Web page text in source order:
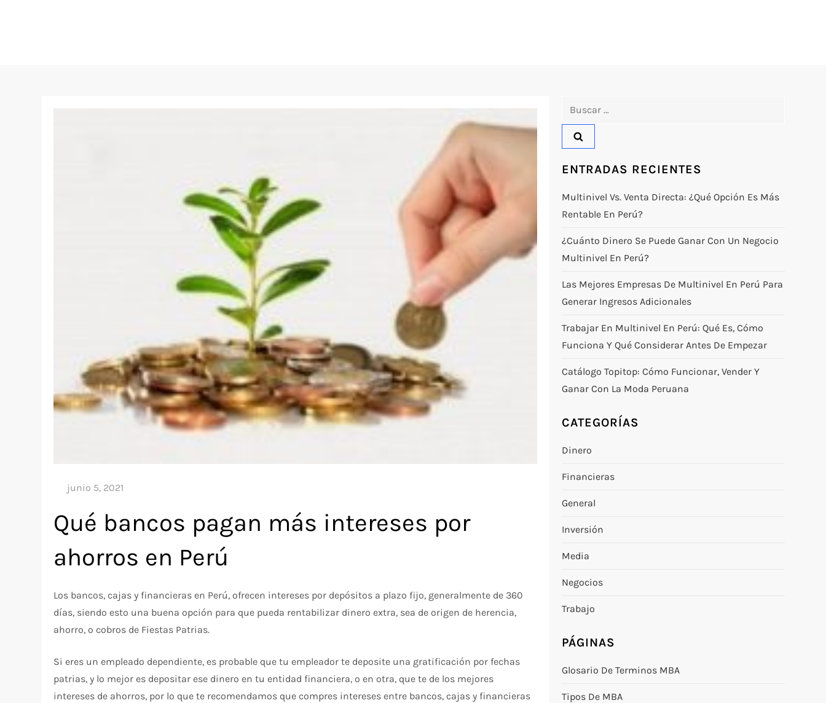
Qué bancos pagan más intereses por
ahorros en Perú
Los bancos, cajas y financieras en Perú, ofrecen intereses por depósitos a plazo fijo, generalmente de 360
días, siendo esto una buena opción para que pueda rentabilizar dinero extra, sea de origen de herencia,
ahorro, o cobros de Fiestas Patrias.
Si eres un empleado dependiente, es probable que tu empleador te deposite una gratificación por fechas
patrias, y lo mejor es depositar ese dinero en tu entidad financiera, o en otra, que te de los mejores
intereses de ahorros, por lo que te recomendamos que compres intereses entre bancos, cajas y financieras
ENTRADAS RECIENTES
Multinivel Vs. Venta Directa: ¿qué Opción Es Más
Rentable En Perú?
¿Cuánto Dinero Se Puede Ganar Con Un Negocio
Multinivel En Perú?
Las Mejores Empresas De Multinivel En Perú Para
Generar Ingresos Adicionales
Trabajar En Multinivel En Perú: Qué Es, Cómo
Funciona Y Qué Considerar Antes De Empezar
Catálogo Topitop: Cómo Funcionar, Vender Y
Ganar Con La Moda Peruana
CATEGORÍAS
Dinero
Financieras
General
Inversión
Media
Negocios
Trabajo
PÁGINAS
Glosario De Terminos MBA
Tipos De MBA